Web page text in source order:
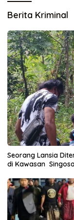
Berita Kriminal
Seorang Lansia
di Kawasan